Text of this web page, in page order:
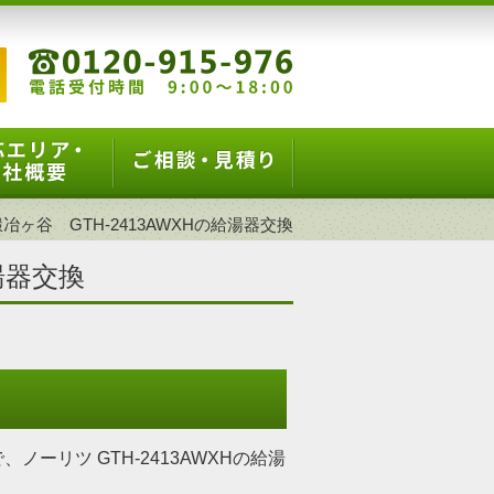
冶ヶ谷 GTH-2413AWXHの給湯器交換
交換
ノーリツ GTH-2413AWXHの給湯